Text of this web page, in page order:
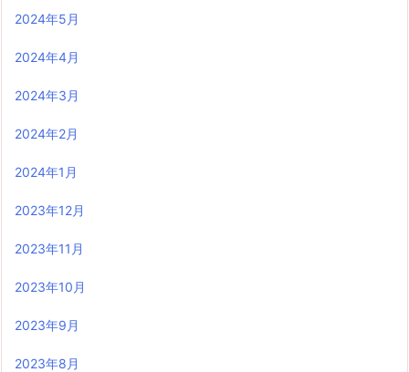
2024年5月
2024年4月
2024年3月
2024年2月
2024年1月
2023年12月
2023年11月
2023年10月
2023年9月
2023年8月